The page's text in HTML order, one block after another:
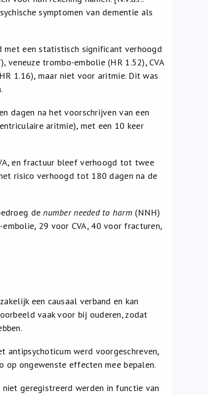
symptomen van dementie als
met een statistisch significant verhoogd
veneuze trombo-embolie (HR 1.52), CVA
1.16), maar niet voor aritmie. Dit was
dagen na het voorschrijven van een
aritmie), met een 10 keer
en fractuur bleef verhoogd tot twee
risico verhoogd tot 180 dagen na de
denumber needed to harm (NNH)
29 voor CVA, 40 voor fracturen,
een causaal verband en kan
vaak voor bij ouderen, zodat
antipsychoticum werd voorgeschreven,
op ongewenste effecten mee bepalen.
geregistreerd werden in functie van